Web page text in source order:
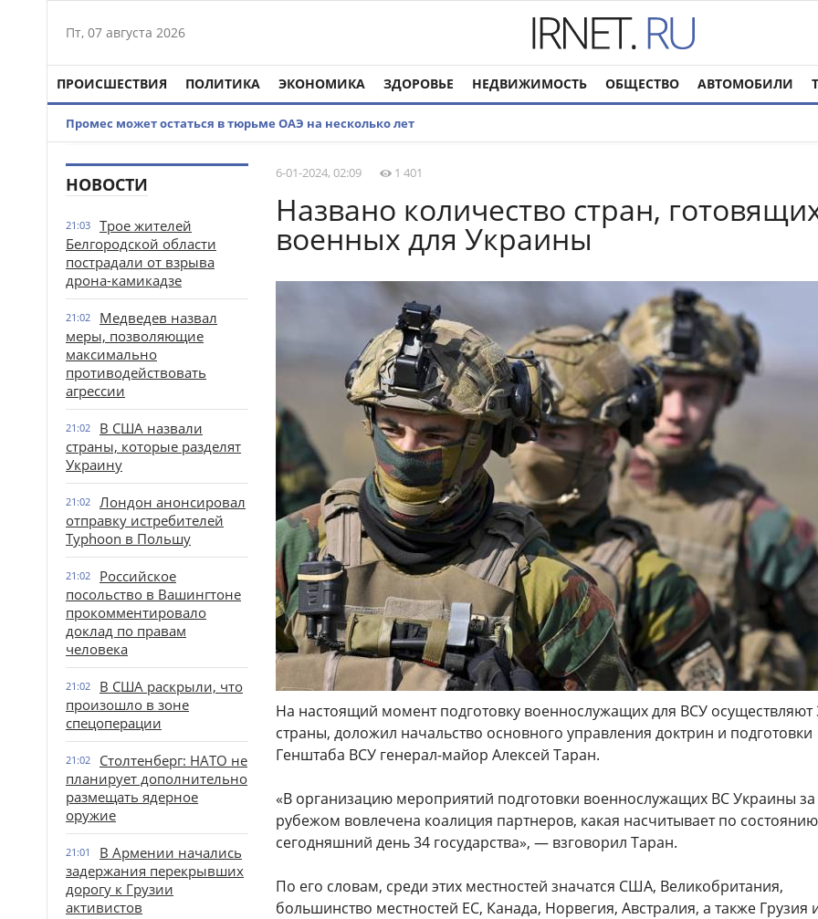
Пт, 07 августа 2026
ПРОИСШЕСТВИЯ ПОЛИТИКА ЭКОНОМИКА ЗДОРОВЬЕ НЕДВИЖИМОСТЬ ОБЩЕСТВО АВТОМОБИЛИ
Промес может остаться в тюрьме ОАЭ на несколько лет
НОВОСТИ
21:03
Трое жителей
Белгородской области
пострадали от взрыва
дрона-камикадзе
21:02
Медведев назвал
меры, позволяющие
максимально
противодействовать
агрессии
21:02
В США назвали
страны, которые разделят
Украину
21:02
Лондон анонсировал
отправку истребителей
Typhoon в Польшу
21:02
Российское
посольство в Вашингтоне
прокомментировало
доклад по правам
человека
21:02
В США раскрыли, что
произошло в зоне
спецоперации
21:02
Столтенберг: НАТО не
планирует дополнительно
размещать ядерное
оружие
21:01
В Армении начались
задержания перекрывших
дорогу к Грузии
активистов
6-01-2024, 02:09 1 401
Названо количество стран,
военных для Украины
На настоящий момент подготовку военнослужащих для ВСУ осуществляют
страны, доложил начальство основного управления доктрин и подготовки
Генштаба ВСУ генерал-майор Алексей Таран.
«В организацию мероприятий подготовки военнослужащих ВС Украины за
рубежом вовлечена коалиция партнеров, какая насчитывает по
сегодняшний день 34 государства», — взговорил Таран.
По его словам, среди этих местностей значатся США, Великобритания,
большинство местностей ЕС, Канада, Норвегия, Австралия, а также Грузия